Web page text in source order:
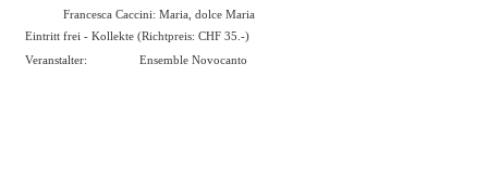
Francesca Caccini: Maria, dolce Maria
Eintritt frei - Kollekte (Richtpreis: CHF 35.-)
Veranstalter:
Ensemble Novocanto